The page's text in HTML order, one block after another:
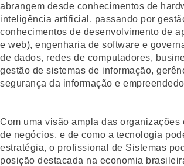
abrangem desde conhecimentos de
inteligência artificial, passando por
conhecimentos de desenvolvimento de
e web), engenharia de software e
de dados, redes de computadores,
gestão de sistemas de informação,
segurança da informação e
Com uma visão ampla das organizações
de negócios, e de como a tecnologia
estratégia, o profissional de Sistemas
posição destacada na economia